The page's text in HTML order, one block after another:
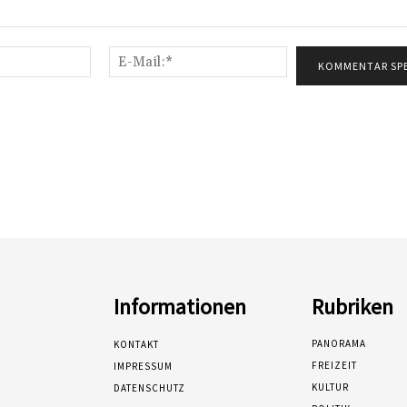
Name:*
Mail:*
Informationen
KONTAKT
IMPRESSUM
DATENSCHUTZ
Rubriken
PANORAMA
FREIZEIT
KULTUR